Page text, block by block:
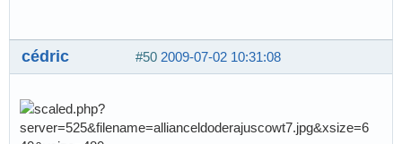
#50 2009-07-02 10:31:08
cédric